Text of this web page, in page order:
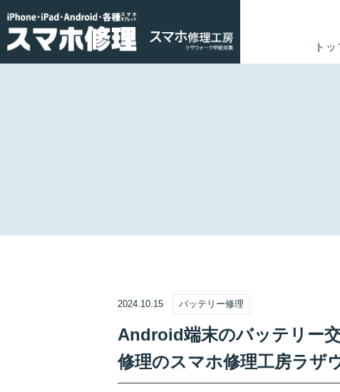
トッ
2024.10.15 バッテリー修理
Android端末のバッテリー
修理のスマホ修理工房ラザ